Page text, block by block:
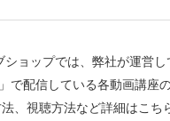
ショップでは、弊社が運営
」で配信している各動画講座
、視聴方法など詳細はこち